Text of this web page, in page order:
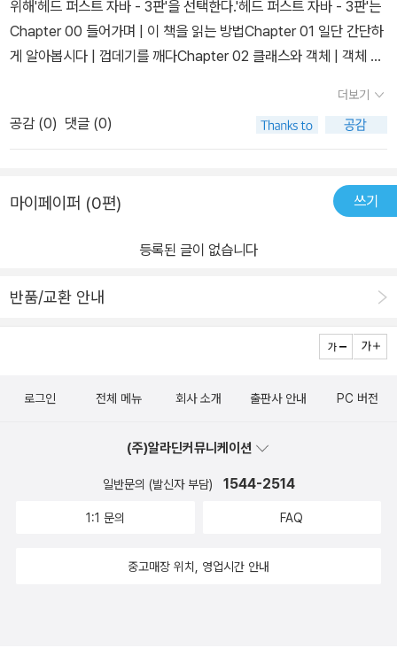
위해'헤드 퍼스트 자바 - 3판'을 선택한다.'헤드 퍼스트 자바 - 3판'는
Chapter 00 들어가며 | 이 책을 읽는 방법Chapter 01 일단 간단하
게 알아봅시다 | 껍데기를 깨다Chapter 02 클래스와 객체 | 객체 마
apter 04 메서드는 인스턴스 변수를 사용합니다 | 객체의 행동 방식
Chapter 05 프로그램 만들기 | 메서드를 더 강력하게Chapter 06
자바 API를 알아봅시다 | 자바 라이브러리 사용하기Chapter 07 상
와 추상 클래스 | 심각한 다형성Chapter 09 생성자와 가비지 컬렉
숫자는 정말 중요합니다Chapter 11 컬렉션과 제네릭 | 자료구조Ch
외 처리 | 위험한 행동Chapter 14 GUI | 그래픽 이야기Chapter 15
력 | 객체 저장Chapter 17 네트워킹과 스레드 | 연결하는 방법Chap
다.Chapter 00 들어가며 | 이 책을 읽는 방법 에서는'헤드 퍼스트 자
바를 배운고 싶은사람에게 적합한 책이다.헤드 퍼스트 학습 원리는
그림으로 설명하고,대화체를 사용하며, 더 깊이 생각할 수 있도록 만
떤 일을 할 때 더 잘 배우고더 잘 기억할 수 있다.여러 가지 학습 유형
제로 사용할 내용을 설명한다.UML 형태의 다이어그램, 코드를 구조
더보기
공감 (0) 댓글 (0)
마이페이퍼 (0편) 쓰기
등록된 글이 없습니다
반품/교환 안내
로그인 전체 메뉴 회사 소개 출판사 안내 PC 버전
(주)알라딘커뮤니케이션
일반문의 (발신자 부담) 1544-2514
1:1 문의 FAQ
중고매장 위치, 영업시간 안내